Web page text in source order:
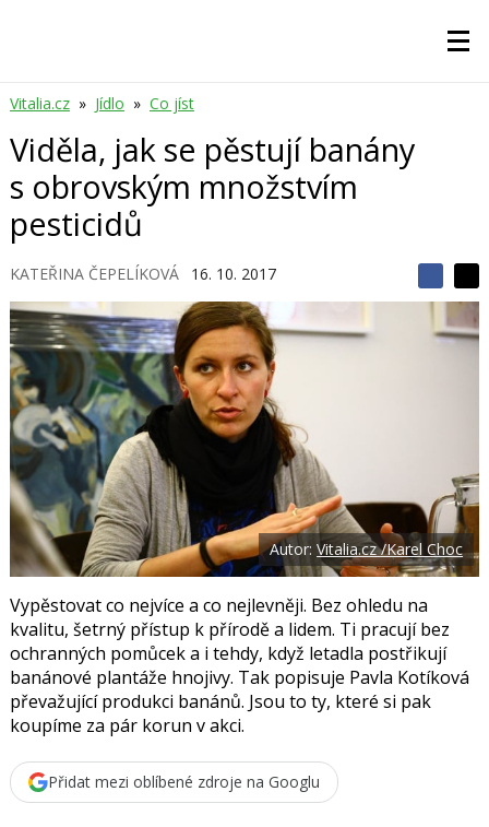
Vitalia.cz » Jídlo » Co jíst
Viděla, jak se pěstují banány
s obrovským množstvím
pesticidů
KATEŘINA ČEPELÍKOVÁ 16. 10. 2017
S
d
S
l
e
b
o
o
k
í
l
í
t
i
X
Autor:Vitalia.cz /Karel Choc
Vypěstovat co nejvíce a co nejlevněji. Bez ohledu na
kvalitu, šetrný přístup k přírodě a lidem. Ti pracují bez
ochranných pomůcek a i tehdy, když letadla postřikují
banánové plantáže hnojivy. Tak popisuje Pavla Kotíková
převažující produkci banánů. Jsou to ty, které si pak
koupíme za pár korun v akci.
Přidat mezi oblíbené zdroje na Googlu